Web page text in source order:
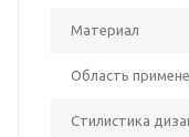
Материал
Область
Стилистика